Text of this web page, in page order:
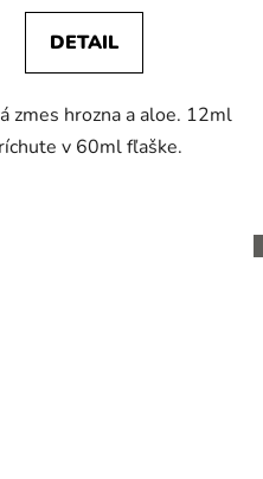
DETAIL
zmes hrozna a aloe. 12ml
v 60ml fľaške.